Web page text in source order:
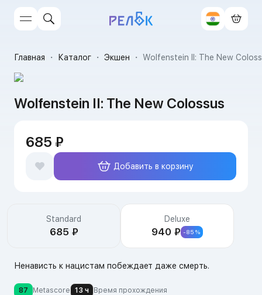
Главная ・ Каталог ・ Экшен ・ Wolfenstein II: The New
Wolfenstein II: The New Colossus
Ненависть к нацистам побеждает даже смерть.
87 Metascore 13 ч Время прохождения
685 ₽
Добавить в корзину
Standard
685 ₽
Deluxe
940 ₽ -85%